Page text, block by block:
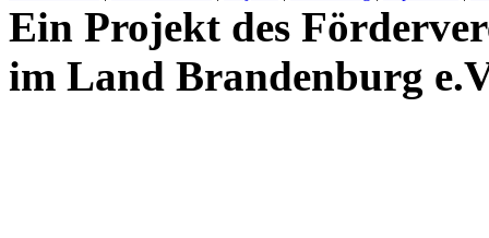
Ein Projekt des
im Land Brandenburg